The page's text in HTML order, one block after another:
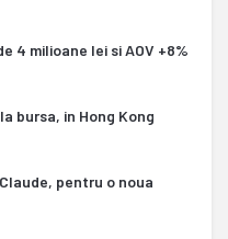
4 milioane lei si AOV +8%
bursa, in Hong Kong
pentru o noua